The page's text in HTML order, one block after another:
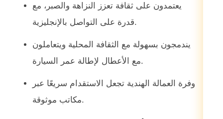
يعتمدون على ثقافة تعزز النزاهة والصبر، مع
قدرة على التواصل بالإنجليزية.
يندمجون بسهولة مع الثقافة المحلية ويتعاملون
مع الأعطال لإطالة عمر السيارة.
وفرة العمالة الهندية تجعل الاستقدام سريعًا عبر
مكاتب موثوقة.